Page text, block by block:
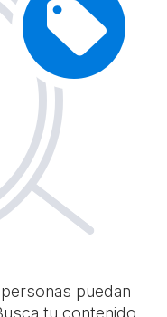
puedan
tu contenido